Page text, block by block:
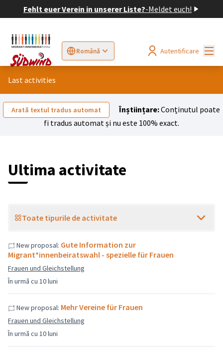
Fehlt euer Verein in unserer Liste?-Meldet euch!
Română
Sprache wählen Choose languageElegir el idioma
Autentificare
Last activities
Arată textul tradus automat Înștiințare:Conținutul poate
fi tradus automat și nu este 100% exact.
Ultima activitate
Toate tipurile de activitate
În urmă cu 10 luni
New proposal: Gute Information zur
Migrant*innenbeiratswahl - spezielle für Frauen
Frauen und Gleichstellung
În urmă cu 10 luni
New proposal: Mehr Vereine für Frauen
Frauen und Gleichstellung